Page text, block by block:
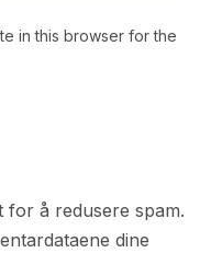
in this browser for the
for å redusere spam.
dine